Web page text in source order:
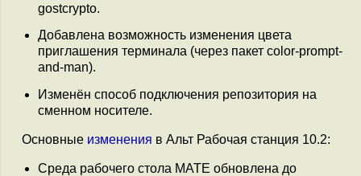
gostcrypto.
Добавлена возможность изменения цвета
приглашения терминала (через пакет color-prompt-
and-man).
Изменён способ подключения репозитория на
сменном носителе.
Основные изменения в Альт Рабочая станция 10.2:
Среда рабочего стола MATE обновлена до